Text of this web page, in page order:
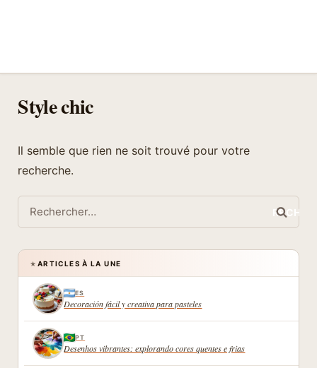
Style chic
Il semble que rien ne soit trouvé pour votre
recherche.
★ ARTICLES À LA UNE
ES
Decoración fácil y creativa para pasteles
PT
Desenhos vibrantes: explorando cores quentes e frias